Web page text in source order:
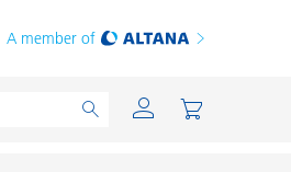
A member of